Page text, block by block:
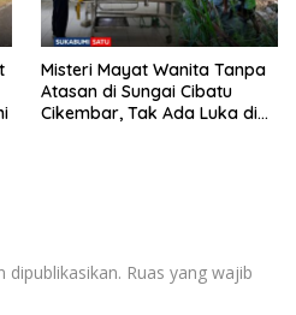
Misteri Mayat Wanita Tanpa
Atasan di Sungai Cibatu
Cikembar, Tak Ada Luka di
dipublikasikan. Ruas yang wajib